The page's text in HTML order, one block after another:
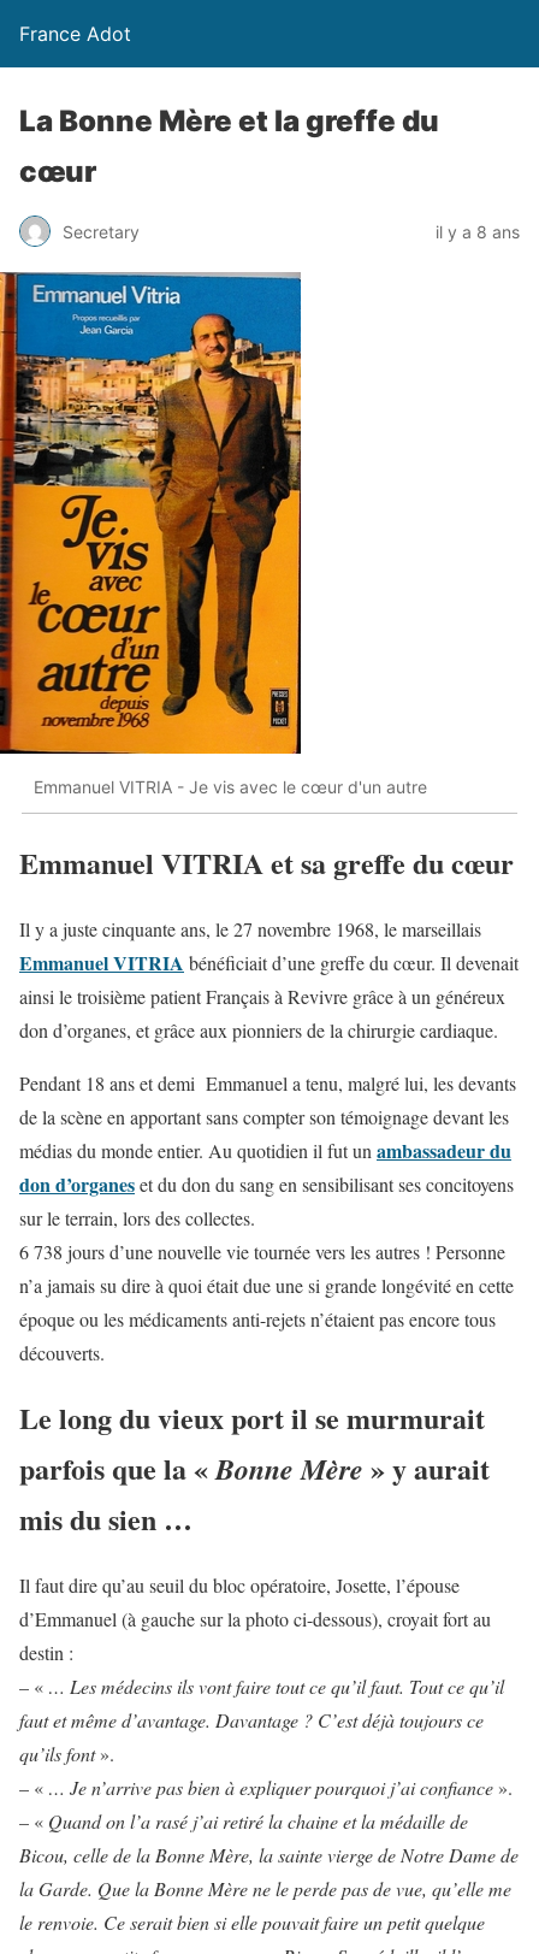
France Adot
La Bonne Mère et la greffe du
cœur
Secretary il y a 8 ans
Emmanuel VITRIA - Je vis avec le cœur d'un autre
Emmanuel VITRIA et sa greffe du cœur
Il y a juste cinquante ans, le 27 novembre 1968, le marseillais
Emmanuel VITRIA bénéficiait d’une greffe du cœur. Il devenait
ainsi le troisième patient Français à Revivre grâce à un généreux
don d’organes, et grâce aux pionniers de la chirurgie cardiaque.
Pendant 18 ans et demi Emmanuel a tenu, malgré lui, les devants
de la scène en apportant sans compter son témoignage devant les
médias du monde entier. Au quotidien il fut un ambassadeur du
don d’organeset du don du sang en sensibilisant ses concitoyens
sur le terrain, lors des collectes.
6 738 jours d’une nouvelle vie tournée vers les autres ! Personne
n’a jamais su dire à quoi était due une si grande longévité en cette
époque ou les médicaments anti-rejets n’étaient pas encore tous
découverts.
Le long du vieux port il se murmurait
parfois que la «Bonne Mère » y aurait
mis du sien …
Il faut dire qu’au seuil du bloc opératoire, Josette, l’épouse
d’Emmanuel (à gauche sur la photo ci-dessous), croyait fort au
destin :
– « … Les médecins ils vont faire tout ce qu’il faut. Tout ce qu’il
faut et même d’avantage. Davantage ? C’est déjà toujours ce
qu’ils font».
– « … Je n’arrive pas bien à expliquer pourquoi j’ai confiance ».
– « Quand on l’a rasé j’ai retiré la chaine et la médaille de
Bicou, celle de la Bonne Mère, la sainte vierge de Notre Dame de
la Garde. Que la Bonne Mère ne le perde pas de vue, qu’elle me
le renvoie. Ce serait bien si elle pouvait faire un petit quelque